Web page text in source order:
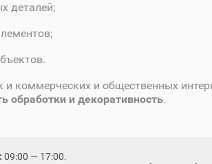
деталей;
коммерческих и общественных
обработки и декоративность.
09:00 — 17:00.